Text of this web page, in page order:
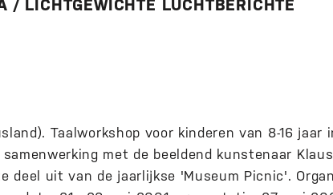
/ LICHTGEWICHTE LUCHTBERICHTE
Taalworkshop voor kinderen van 8-16 jaar
met de beeldend kunstenaar
deel uit van de jaarlijkse 'Museum Picnic'.